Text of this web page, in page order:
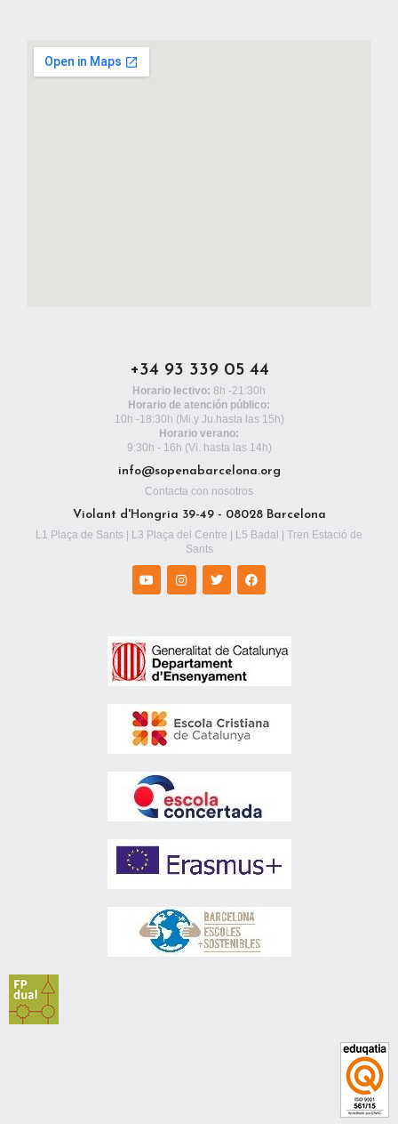
+34 93 339 05 44
Horario lectivo: 8h -21:30h
Horario de atención público:
10h -18:30h (Mi.y Ju.hasta las 15h)
Horario verano:
9:30h - 16h (Vi. hasta las 14h)
info@sopenabarcelona.org
Contacta con nosotros
Violant d'Hongria 39-49 - 08028 Barcelona
L1 Plaça de Sants | L3 Plaça del Centre | L5 Badal | Tren Estació de
Sants